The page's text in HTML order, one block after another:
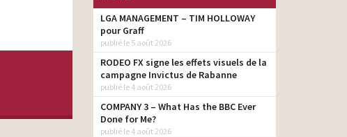
LGA MANAGEMENT – TIM HOLLOWAY
pour Graff
publié le 5 août 2026
RODEO FX signe les effets visuels de la
campagne Invictus de Rabanne
publié le 4 août 2026
COMPANY 3 – What Has the BBC Ever
Done for Me?
publié le 4 août 2026